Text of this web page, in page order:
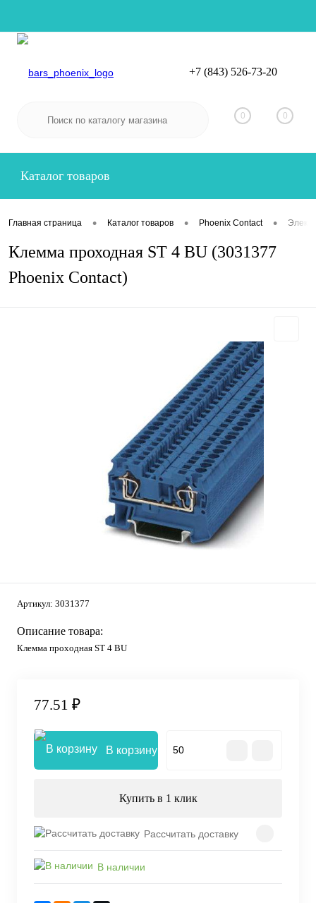
Вход
+7 (843) 526-73-20
0 0
Каталог товаров
Главная страница • Каталог товаров • Phoenix Contact •
Клемма проходная ST 4 BU (3031377
Phoenix Contact)
Артикул: 3031377
Описание товара:
Клемма проходная ST 4 BU
77.51 ₽
В корзину
Купить в 1 клик
Рассчитать доставку
В наличии